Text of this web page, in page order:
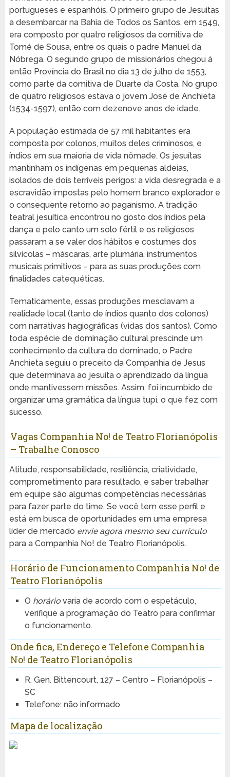
portugueses e espanhóis. O primeiro grupo de Jesuítas
a desembarcar na Bahia de Todos os Santos, em 1549,
era composto por quatro religiosos da comitiva de
Tomé de Sousa, entre os quais o padre Manuel da
Nóbrega. O segundo grupo de missionários chegou à
então Província do Brasil no dia 13 de julho de 1553,
como parte da comitiva de Duarte da Costa. No grupo
de quatro religiosos estava o jovem José de Anchieta
(1534-1597), então com dezenove anos de idade.
A população estimada de 57 mil habitantes era
composta por colonos, muitos deles criminosos, e
índios em sua maioria de vida nômade. Os jesuítas
mantinham os indígenas em pequenas aldeias,
isolados de dois terríveis perigos: a vida desregrada e a
escravidão impostas pelo homem branco explorador e
o consequente retorno ao paganismo. A tradição
teatral jesuítica encontrou no gosto dos índios pela
dança e pelo canto um solo fértil e os religiosos
passaram a se valer dos hábitos e costumes dos
silvícolas – máscaras, arte plumária, instrumentos
musicais primitivos – para as suas produções com
finalidades catequéticas.
Tematicamente, essas produções mesclavam a
realidade local (tanto de índios quanto dos colonos)
com narrativas hagiográficas (vidas dos santos). Como
toda espécie de dominação cultural prescinde um
conhecimento da cultura do dominado, o Padre
Anchieta seguiu o preceito da Companhia de Jesus
que determinava ao jesuíta o aprendizado da língua
onde mantivessem missões. Assim, foi incumbido de
organizar uma gramática da língua tupi, o que fez com
sucesso.
Vagas Companhia No! de Teatro Florianópolis
– Trabalhe Conosco
Atitude, responsabilidade, resiliência, criatividade,
comprometimento para resultado, e saber trabalhar
em equipe são algumas competências necessárias
para fazer parte do time. Se você tem esse perfil e
está em busca de oportunidades em uma empresa
líder de mercado envie agora mesmo seu currículo
para a Companhia No! de Teatro Florianópolis.
Horário de Funcionamento Companhia No! de
Teatro Florianópolis
O horáriovaria de acordo com o espetáculo,
verifique a programação do Teatro para confirmar
o funcionamento.
Onde fica, Endereço e Telefone Companhia
No! de Teatro Florianópolis
R. Gen. Bittencourt, 127 – Centro – Florianópolis –
SC
Telefone: não informado
Mapa de localização